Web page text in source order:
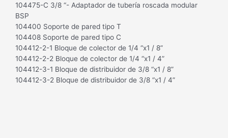
104475-C 3/8 “- Adaptador de tubería roscada modular
BSP
104400 Soporte de pared tipo T
104408 Soporte de pared tipo C
104412-2-1 Bloque de colector de 1/4 “x1 / 8”
104412-2-2 Bloque de colector de 1/4 “x1 / 4”
104412-3-1 Bloque de distribuidor de 3/8 “x1 / 8”
104412-3-2 Bloque de distribuidor de 3/8 “x1 / 4”